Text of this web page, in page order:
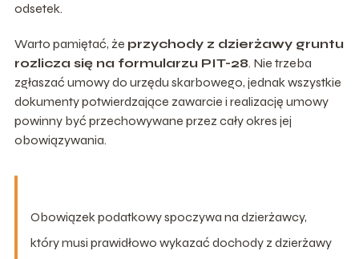
odsetek.
Warto pamiętać, że przychody z dzierżawy gruntu
rozlicza się na formularzu PIT-28. Nie trzeba
zgłaszać umowy do urzędu skarbowego, jednak wszystkie
dokumenty potwierdzające zawarcie i realizację umowy
powinny być przechowywane przez cały okres jej
obowiązywania.
Obowiązek podatkowy spoczywa na dzierżawcy,
który musi prawidłowo wykazać dochody z dzierżawy